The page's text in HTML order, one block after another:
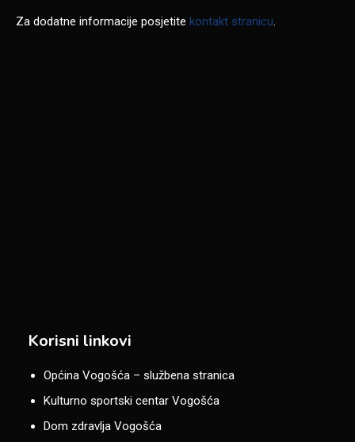
Za dodatne informacije posjetite kontakt stranicu
Korisni linkovi
Općina Vogošća – službena stranica
Kulturno sportski centar Vogošća
Dom zdravlja Vogošća